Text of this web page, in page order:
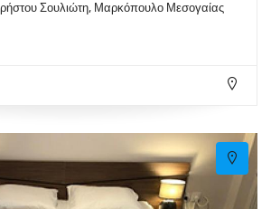
Σουλιώτη, Μαρκόπουλο Μεσογαίας